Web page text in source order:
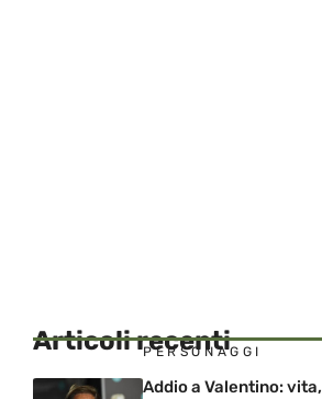
Articoli recenti
PERSONAGGI
Addio a Valentino: vita,